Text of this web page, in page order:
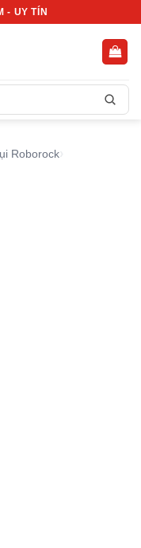
- UY TÍN
Roborock